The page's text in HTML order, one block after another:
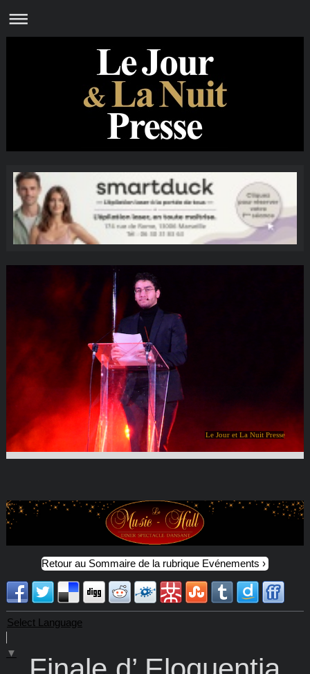
Le Jour et La Nuit Presse
Retour au Sommaire de la rubrique Evénements
Select Language
▼